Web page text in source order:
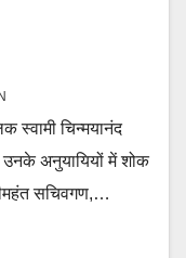
स्वामी चिन्मयानंद
अनुयायियों में शोक
सचिवगण,…